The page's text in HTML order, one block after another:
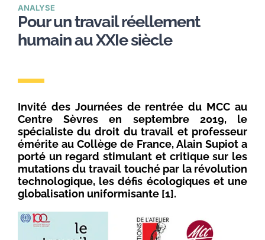
ANALYSE
Pour un travail réellement
humain au XXIe siècle
Invité des Journées de rentrée du MCC au
Centre Sèvres en septembre 2019, le
spécialiste du droit du travail et professeur
émérite au Collège de France, Alain Supiot a
porté un regard stimulant et critique sur les
mutations du travail touché par la révolution
technologique, les défis écologiques et une
globalisation uniformisante [1].